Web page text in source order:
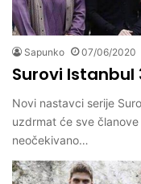
Sapunko 07/06/2020
Surovi Istanbul
Novi nastavci serije
uzdrmat će sve
neočekivano…